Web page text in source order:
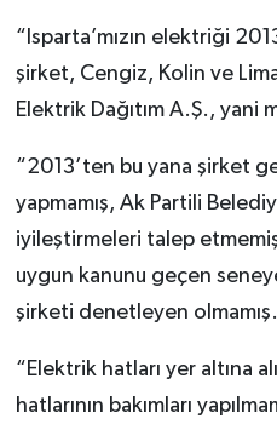
“Isparta’mızın elektriği
şirket, Cengiz, Kolin ve
Elektrik Dağıtım A.Ş., yani
“2013’ten bu yana şirket
yapmamış, Ak Partili
iyileştirmeleri talep
uygun kanunu geçen
şirketi denetleyen
“Elektrik hatları yer altına
hatlarının bakımları